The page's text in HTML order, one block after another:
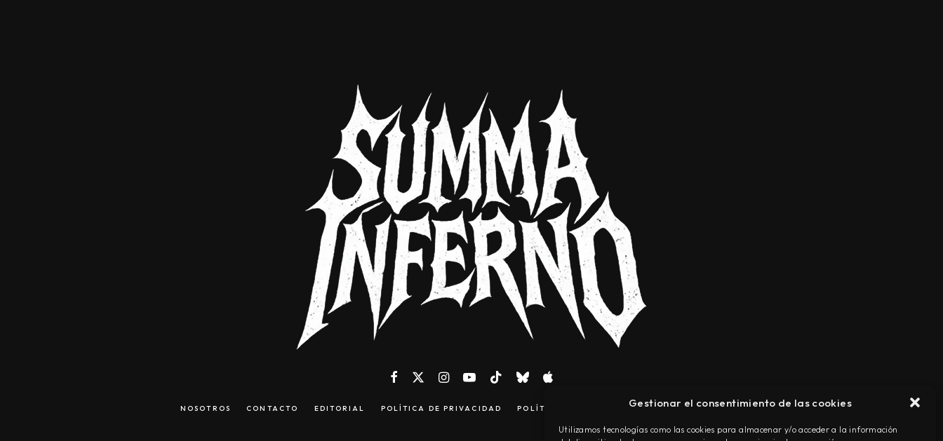
Gestionar el consentimiento de las cookies
Utilizamos tecnologías como las cookies para almacenar y/o acceder a la información
NOSOTROS CONTACTO EDITORIAL POLÍTICA DE PRIVACIDAD POLÍTICA DE COOKIES TÉRMINOS Y CONDICIONES